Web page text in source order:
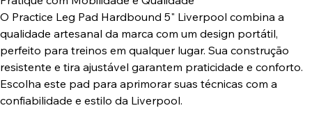
O Practice Leg Pad Hardbound 5" Liverpool combina a
qualidade artesanal da marca com um design portátil,
perfeito para treinos em qualquer lugar. Sua construção
resistente e tira ajustável garantem praticidade e conforto.
Escolha este pad para aprimorar suas técnicas com a
confiabilidade e estilo da Liverpool.